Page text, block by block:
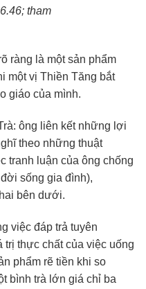
tham
ràng là một sản phẩm
một vị Thiền Tăng bắt
giáo của mình.
ông liên kếtnhững lợi
theo những thuật
tranh luận của ông chống
đời sống gia đình),
bên dưới.
việc đáp trả tuyên
trị thực chấtcủa việc uống
phẩm rẽ tiền khi so
bình trà lớn giá chỉ ba